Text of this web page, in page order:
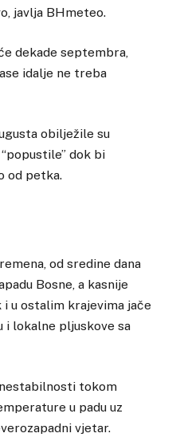
javlja BHmeteo.
dekade septembra,
idalje ne treba
obilježile su
dok bi
od petka.
od sredine dana
Bosne, a kasnije
i u ostalim krajevima jače
i lokalne pljuskove sa
tokom
u padu uz
vjetar.